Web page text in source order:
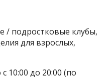
/ подростковые клубы,
для взрослых,
10:00 до 20:00 (по